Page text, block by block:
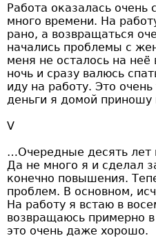
Работа оказалась очень
много времени. На
рано, а возвращаться
начались проблемы с
меня не осталось на
ночь и сразу валюсь
иду на работу. Это
деньги я домой
V
…Очередные десять лет
Да не много я и сделал
конечно повышения.
проблем. В основном,
На работу я встаю в
возвращаюсь примерно
это очень даже хорошо.